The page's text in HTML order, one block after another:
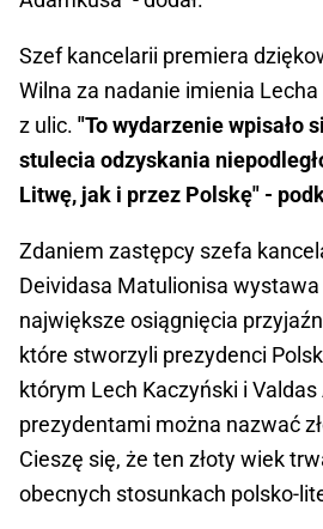
Szef kancelarii premiera
Wilna za nadanie imienia
z ulic. "To wydarzenie wpisało
stulecia odzyskania
Litwę, jak i przez Polskę" -
Zdaniem zastępcy szefa
Deividasa Matulionisa
największe osiągnięcia
które stworzyli prezydenci
którym Lech Kaczyński i
prezydentami można nazwać
Cieszę się, że ten złoty wiek
obecnych stosunkach polsko-